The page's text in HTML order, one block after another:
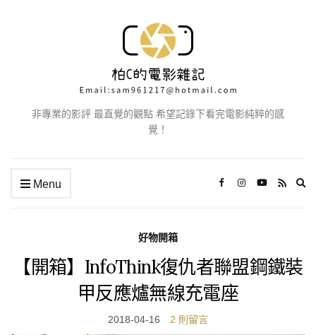
非專業的影評 最直覺的觀點 希望記錄下看完電影純粹的感
覺！
Menu
好物開箱
【開箱】InfoThink復仇者聯盟鋼鐵裝
甲反應爐無線充電座
2018-04-16 2 則留言